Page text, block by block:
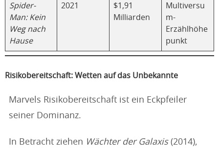
Spider-
Man: Kein
Weg nach
Hause
2021
$1,91
Milliarden
Multiversu
m-
Erzählhöhe
punkt
Risikobereitschaft: Wetten auf das Unbekannte
Marvels Risikobereitschaft ist ein Eckpfeiler
seiner Dominanz.
In Betracht ziehen Wächter der Galaxis(2014),